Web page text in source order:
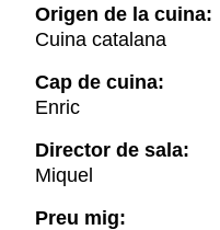
Origen de la cuina:
Cuina catalana
Cap de cuina:
Enric
Director de sala:
Miquel
Preu mig: